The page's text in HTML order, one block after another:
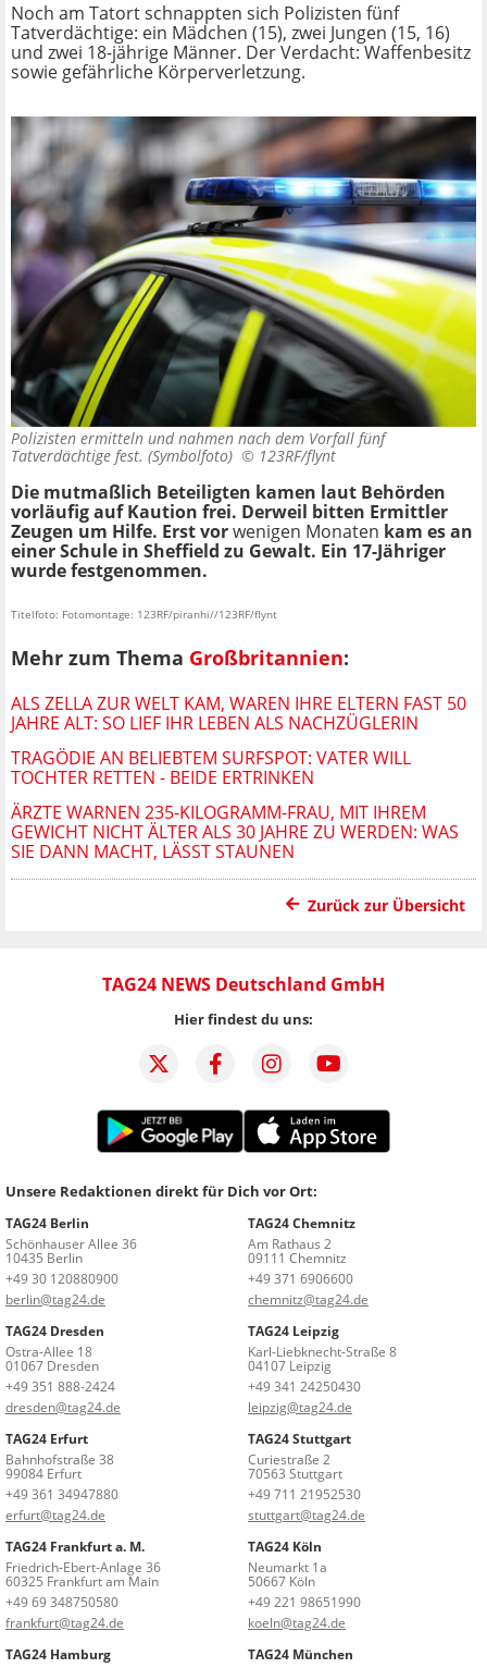
Noch am Tatort schnappten sich Polizisten fünf
Tatverdächtige: ein Mädchen (15), zwei Jungen (15, 16)
und zwei 18-jährige Männer. Der Verdacht: Waffenbesitz
sowie gefährliche Körperverletzung.
Polizisten ermitteln und nahmen nach dem Vorfall fünf
Tatverdächtige fest. (Symbolfoto) © 123RF/flynt
Die mutmaßlich Beteiligten kamen laut Behörden
vorläufig auf Kaution frei. Derweil bitten Ermittler
Zeugen um Hilfe. Erst vorwenigen Monaten kam es an
einer Schule in Sheffield zu Gewalt. Ein 17-Jähriger
wurdefestgenommen.
Titelfoto: Fotomontage: 123RF/piranhi//123RF/flynt
Mehr zum Thema Großbritannien:
ALS ZELLA ZUR WELT KAM, WAREN IHRE ELTERN FAST 50
JAHRE ALT: SO LIEF IHR LEBEN ALS NACHZÜGLERIN
TRAGÖDIE AN BELIEBTEM SURFSPOT: VATER WILL
TOCHTER RETTEN - BEIDE ERTRINKEN
ÄRZTE WARNEN 235-KILOGRAMM-FRAU, MIT IHREM
GEWICHT NICHT ÄLTER ALS 30 JAHRE ZU WERDEN: WAS
SIE DANN MACHT, LÄSST STAUNEN
Zurück zur Übersicht
TAG24 NEWS Deutschland GmbH
Hier findest du uns:
Unsere Redaktionen direkt für Dich vor Ort:
TAG24 Berlin
Schönhauser Allee 36
10435 Berlin
+49 30 120880900
berlin@tag24.de
TAG24 Chemnitz
Am Rathaus 2
09111 Chemnitz
+49 371 6906600
chemnitz@tag24.de
TAG24 Dresden
Ostra-Allee 18
01067 Dresden
+49 351 888-2424
dresden@tag24.de
TAG24 Leipzig
Karl-Liebknecht-Straße 8
04107 Leipzig
+49 341 24250430
leipzig@tag24.de
TAG24 Erfurt
Bahnhofstraße 38
99084 Erfurt
+49 361 34947880
erfurt@tag24.de
TAG24 Stuttgart
Curiestraße 2
70563 Stuttgart
+49 711 21952530
stuttgart@tag24.de
TAG24 Frankfurt a. M.
Friedrich-Ebert-Anlage 36
60325 Frankfurt am Main
+49 69 348750580
frankfurt@tag24.de
TAG24 Köln
Neumarkt 1a
50667 Köln
+49 221 98651990
koeln@tag24.de
TAG24 Hamburg
TAG24 München